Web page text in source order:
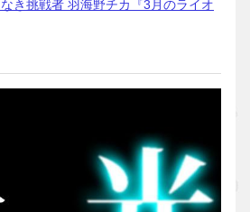
なき挑戦者 羽海野チカ『3月のライオ